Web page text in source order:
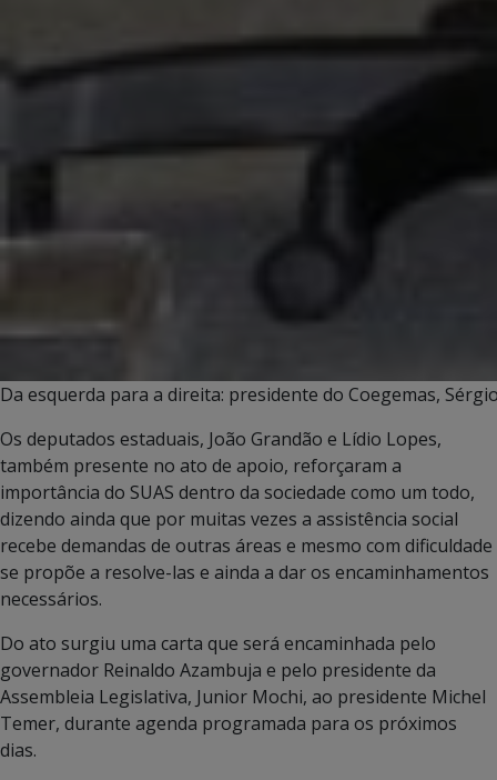
Da esquerda para a direita: presidente do Coegemas,
Os deputados estaduais, João Grandão e Lídio Lopes,
também presente no ato de apoio, reforçaram a
importância do SUAS dentro da sociedade como um todo,
dizendo ainda que por muitas vezes a assistência social
recebe demandas de outras áreas e mesmo com dificuldade
se propõe a resolve-las e ainda a dar os encaminhamentos
necessários.
Do ato surgiu uma carta que será encaminhada pelo
governador Reinaldo Azambuja e pelo presidente da
Assembleia Legislativa, Junior Mochi, ao presidente Michel
Temer, durante agenda programada para os próximos
dias.